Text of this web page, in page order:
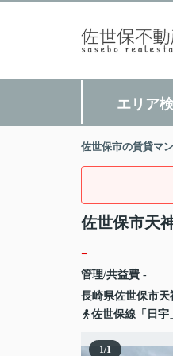
エリア
佐世保市の賃貸マ
佐世保市天
-
管理/共益費 -
長崎県佐世保市天
佐世保線「日宇
1/1